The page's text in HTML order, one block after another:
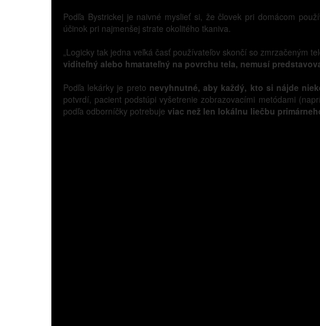
Podľa Bystrickej je naivné myslieť si, že človek pri domácom
účinok pri najmenšej strate okolitého tkaniva.
„Logicky tak jedna veľká časť používateľov skončí so zmrzačeným
viditeľný alebo hmatateľný na povrchu tela, nemusí
Podľa lekárky je preto nevyhnutné, aby každý, kto si nájde
potvrdí, pacient podstúpi vyšetrenie zobrazovacími metódami
podľa odborníčky potrebuje viac než len lokálnu liečbu